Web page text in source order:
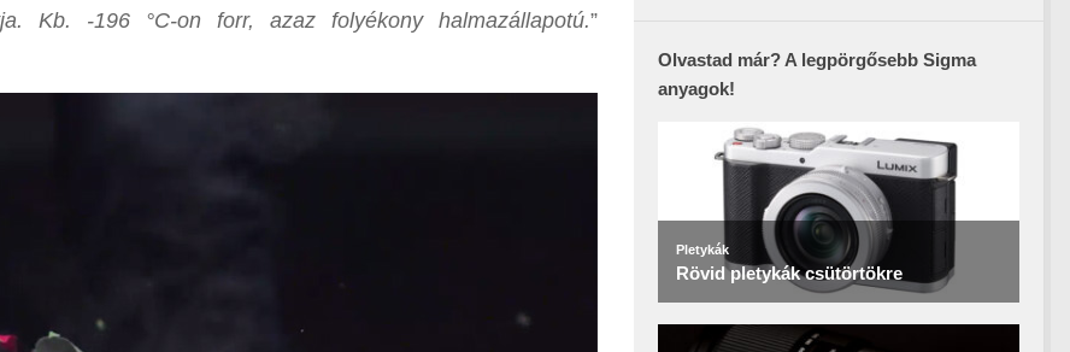
Kb. -196 °C-on forr, azaz folyékony halmazállapotú.”
Olvastad már? A legpörgősebb Sigma
anyagok!